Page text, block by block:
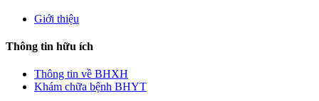
Giới thiệu
Thông tin hữu ích
Thông tin về BHXH
Khám chữa bệnh BHYT